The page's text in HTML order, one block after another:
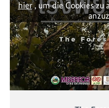
hier, um die Cookies zu